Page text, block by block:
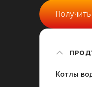
Котлы